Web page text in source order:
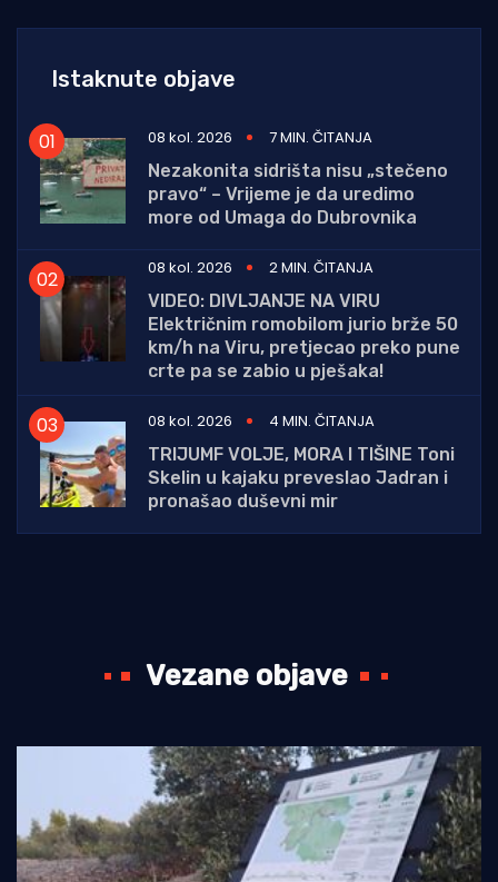
Istaknute objave
08 kol. 2026
7 MIN. ČITANJA
Nezakonita sidrišta nisu „stečeno
pravo“ – Vrijeme je da uredimo
more od Umaga do Dubrovnika
08 kol. 2026
2 MIN. ČITANJA
VIDEO: DIVLJANJE NA VIRU
Električnim romobilom jurio brže 50
km/h na Viru, pretjecao preko pune
crte pa se zabio u pješaka!
08 kol. 2026
4 MIN. ČITANJA
TRIJUMF VOLJE, MORA I TIŠINE Toni
Skelin u kajaku preveslao Jadran i
pronašao duševni mir
Vezane objave